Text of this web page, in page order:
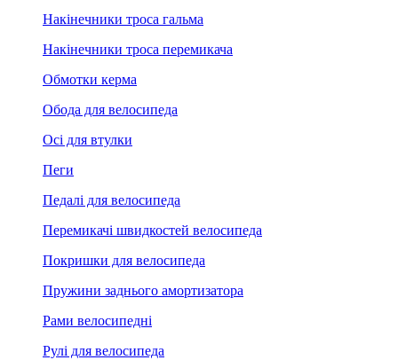
Накінечники троса гальма
Накінечники троса перемикача
Обмотки керма
Обода для велосипеда
Осі для втулки
Пеги
Педалі для велосипеда
Перемикачі швидкостей велосипеда
Покришки для велосипеда
Пружини заднього амортизатора
Рами велосипедні
Рулі для велосипеда